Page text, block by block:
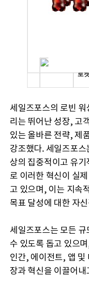
세일즈포스의 로빈
리는 뛰어난 성장, 고
있는 올바른 전략, 제
강조했다. 세일즈포스
상의 집중적이고 유
로 이러한 혁신이 실
고 있으며, 이는 지속
목표 달성에 대한 자
세일즈포스는 모든
수 있도록 돕고 있으
인간, 에이전트, 앱 및
장과 혁신을 이끌어내